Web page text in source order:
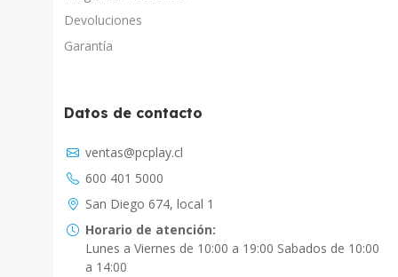
Devoluciones
Garantía
Datos de contacto
ventas@pcplay.cl
600 401 5000
San Diego 674, local 1
Horario de atención:
Lunes a Viernes de 10:00 a 19:00 Sabados de 10:00
a 14:00